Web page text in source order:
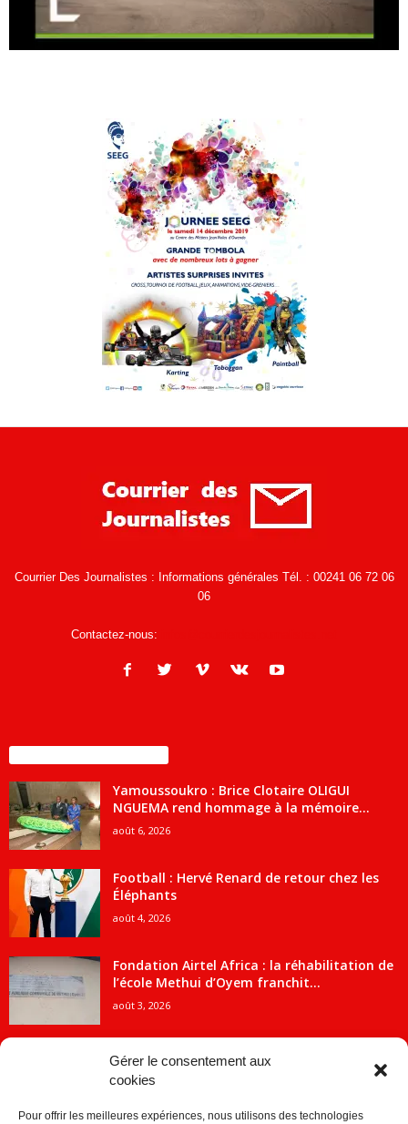
Gérer le consentement aux
cookies
Pour offrir les meilleures expériences, nous utilisons des technologies
Courrier Des Journalistes : Informations générales Tél. : 00241 06 72 06
06
Contactez-nous:
Yamoussoukro : Brice Clotaire OLIGUI
NGUEMA rend hommage à la mémoire...
août 6, 2026
Football : Hervé Renard de retour chez les
Éléphants
août 4, 2026
Fondation Airtel Africa : la réhabilitation de
l’école Methui d’Oyem franchit...
août 3, 2026
CATÉGORIE POPULAIRE
ACTUALITES